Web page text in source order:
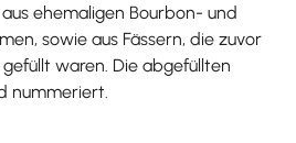
ehemaligen Bourbon- und
sowie aus Fässern, die zuvor
waren. Die abgefüllten
nummeriert.